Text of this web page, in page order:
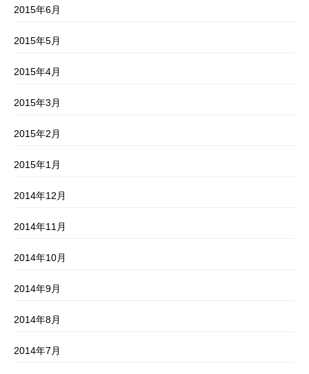
2015年6月
2015年5月
2015年4月
2015年3月
2015年2月
2015年1月
2014年12月
2014年11月
2014年10月
2014年9月
2014年8月
2014年7月